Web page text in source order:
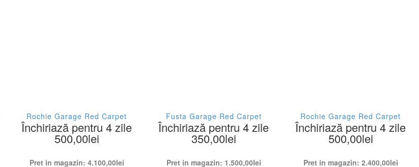
Rochie Garage Red Carpet
Închiriază pentru 4 zile
500,00lei
Pret in magazin: 4.100,00lei
Fusta Garage Red Carpet
Închiriază pentru 4 zile
350,00lei
Pret in magazin: 1.500,00lei
Rochie Garage Red Carpet
Închiriază pentru 4 zile
500,00lei
Pret in magazin: 2.400,00lei